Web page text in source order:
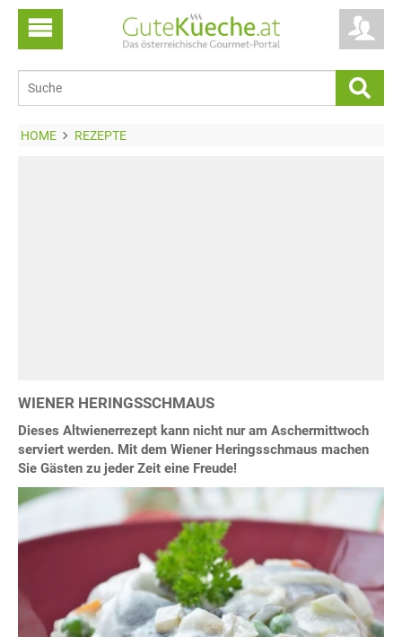
HOME REZEPTE
WIENER HERINGSSCHMAUS
Dieses Altwienerrezept kann nicht nur am Aschermittwoch
serviert werden. Mit dem Wiener Heringsschmaus machen
Sie Gästen zu jeder Zeit eine Freude!